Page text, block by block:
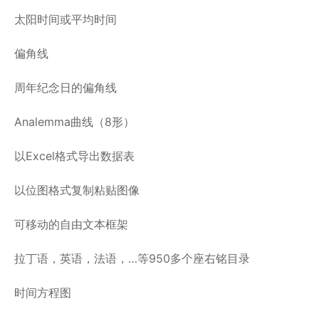
太阳时间或平均时间
偏角线
周年纪念日的偏角线
Analemma曲线（8形）
以Excel格式导出数据表
以位图格式复制粘贴图像
可移动的自由文本框架
拉丁语，英语，法语，…等950多个座右铭目录
时间方程图